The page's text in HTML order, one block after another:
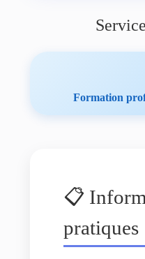
Formation
📋
pratiques